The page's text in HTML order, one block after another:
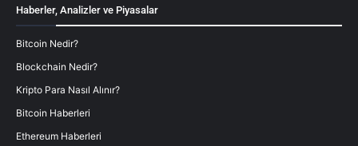
Haberler, Analizler ve Piyasalar
Bitcoin Nedir?
Blockchain Nedir?
Kripto Para Nasıl Alınır?
Bitcoin Haberleri
Ethereum Haberleri